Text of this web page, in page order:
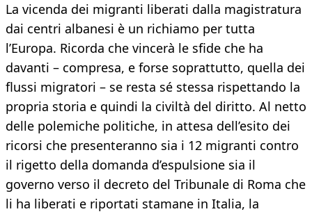
La vicenda dei migranti liberati dalla magistratura
dai centri albanesi è un richiamo per tutta
l’Europa. Ricorda che vincerà le sfide che ha
davanti – compresa, e forse soprattutto, quella dei
flussi migratori – se resta sé stessa rispettando la
propria storia e quindi la civiltà del diritto. Al netto
delle polemiche politiche, in attesa dell’esito dei
ricorsi che presenteranno sia i 12 migranti contro
il rigetto della domanda d’espulsione sia il
governo verso il decreto del Tribunale di Roma che
li ha liberati e riportati stamane in Italia, la